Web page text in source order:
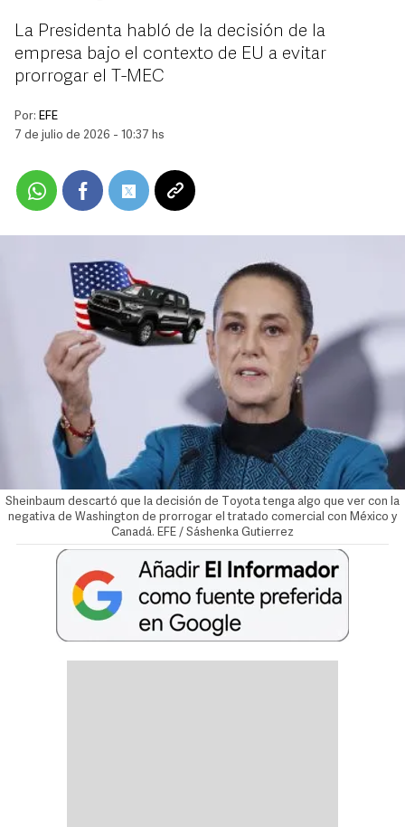
La Presidenta habló de la decisión de la
empresa bajo el contexto de EU a evitar
prorrogar el T-MEC
Por: EFE
7 de julio de 2026 - 10:37 hs
Sheinbaum descartó que la decisión de Toyota tenga algo que ver con la
negativa de Washington de prorrogar el tratado comercial con México y
Canadá. EFE / Sáshenka Gutierrez